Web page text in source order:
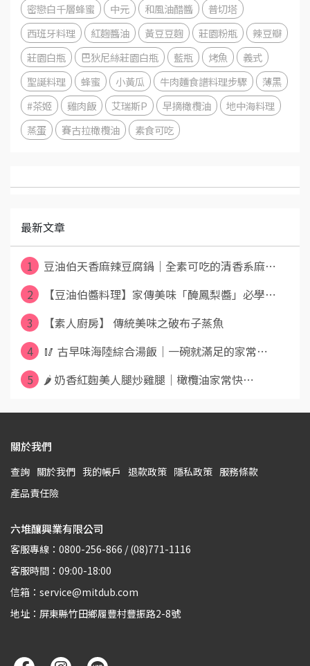
密戀白千層蜂蜜 中元 和風油醋醬
普切塔
西班牙料理
紅麴醬油 黃豆豆麴 莊園粉瓶
辣豆瓣
莊園白瓶
巴狄尼絲莊園白瓶 藍瓶 烤魚
義式
聖誕料理
蜂蜜 小黃瓜 牛肉麵食譜料理步驟
薄黑
#茶姬
雞肉飯 艾瑞斯P 早摘橄欖油
地中海料理
蒸蛋
賽古拉橄欖油 素食可吃
最新文章
1
豆油伯天香麻辣豆腐鍋｜全素可吃的清香系麻⋯
2
【豆油伯醬料理】家傳美味「醃鳳梨醬」必學⋯
3
【素人廚房】 傳統美味之破布子蒸魚
4
🥢 古早味海陸綜合湯飯｜一碗就滿足的家常⋯
5
🌶️ 奶香紅麴美人腿炒雞腿｜橄欖油家常快⋯
關於我們
查詢 關於我們 我的帳戶 退款政策 隱私政策 服務條款
產品責任險
六堆釀興業有限公司
客服專線：0800-256-866 / (08)771-1116
客服時間：09:00-18:00
信箱：service@mitdub.com
地址：屏東縣竹田鄉履豐村豐振路2-8號